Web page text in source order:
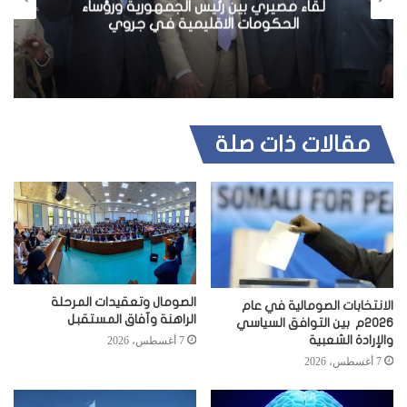
ي
ب
لقاء مصيري بين رئيس الجمهورية ورؤساء
الحكومات الاقليمية في جروي
مقالات ذات صلة
الانتخابات الصومالية في عام
2026م بين التوافق السياسي
والإرادة الشعبية
7 أغسطس، 2026
الصومال وتعقيدات المرحلة
الراهنة وآفاق المستقبل
7 أغسطس، 2026